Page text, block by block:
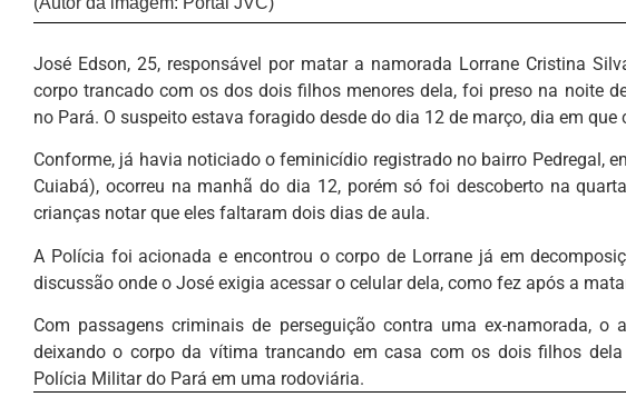
José Edson, 25, responsável por matar a namorada Lorrane Cristina
corpo trancado com os dos dois filhos menores dela, foi preso na noite
no Pará. O suspeito estava foragido desde do dia 12 de março, dia em que
Conforme, já havia noticiado o feminicídio registrado no bairro Pedregal,
Cuiabá), ocorreu na manhã do dia 12, porém só foi descoberto na
crianças notar que eles faltaram dois dias de aula.
A Polícia foi acionada e encontrou o corpo de Lorrane já em
discussão onde o José exigia acessar o celular dela, como fez após a
Com passagens criminais de perseguição contra uma ex-namorada, o
deixando o corpo da vítima trancando em casa com os dois filhos
Polícia Militar do Pará em uma rodoviária.